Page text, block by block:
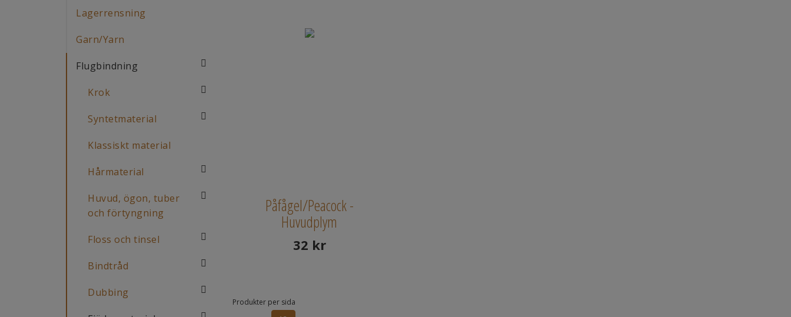
Lagerrensning
Garn/Yarn
Flugbindning
Krok
Syntetmaterial
Klassiskt material
Hårmaterial
Huvud, ögon, tuber
och förtyngning
Floss och tinsel
Bindtråd
Dubbing
Påfågel/Peacock -
Huvudplym
32 kr
Produkter per sida